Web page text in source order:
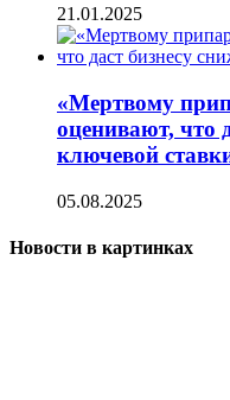
21.01.2025
«Мертвому
оценивают, что
ключевой
05.08.2025
Новости в картинках